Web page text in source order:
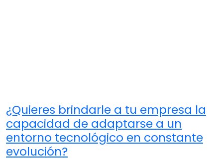
¿Quieres brindarle a tu empresa la
capacidad de adaptarse a un
entorno tecnológico en constante
evolución?